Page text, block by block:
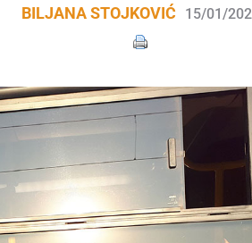
BILJANA STOJKOVIĆ 15/01/